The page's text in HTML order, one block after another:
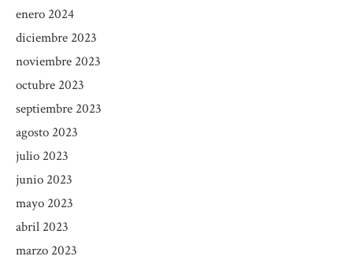
enero 2024
diciembre 2023
noviembre 2023
octubre 2023
septiembre 2023
agosto 2023
julio 2023
junio 2023
mayo 2023
abril 2023
marzo 2023